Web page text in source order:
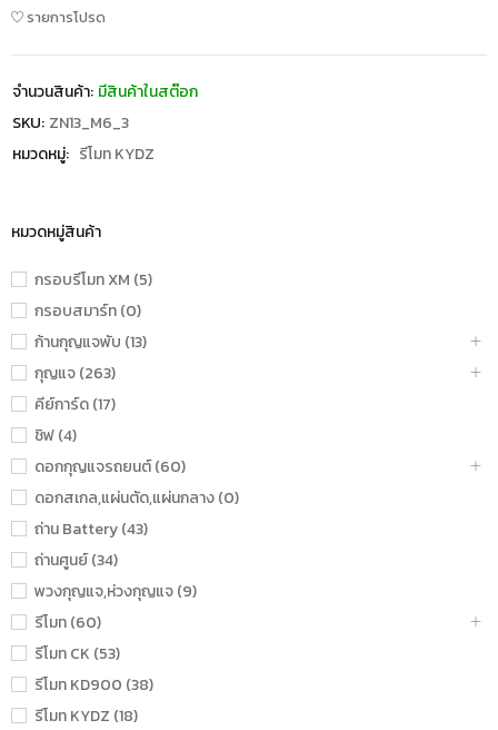
หมวดหมู่สินค้า
กรอบรีโมท XM (5)
กรอบสมาร์ท (0)
ก้านกุญแจพับ (13)
กุญแจ (263)
คีย์การ์ด (17)
ชิฟ (4)
ดอกกุญแจรถยนต์ (60)
ดอกสเกล,แผ่นตัด,แผ่นกลาง (0)
ถ่าน Battery (43)
ถ่านศูนย์ (34)
พวงกุญแจ,ห่วงกุญแจ (9)
รีโมท (60)
รีโมท CK (53)
รีโมท KD900 (38)
รีโมท KYDZ (18)
รายการโปรด
จำนวนสินค้า: มีสินค้าในสต๊อก
SKU: ZN13_M6_3
หมวดหมู่: รีโมท KYDZ